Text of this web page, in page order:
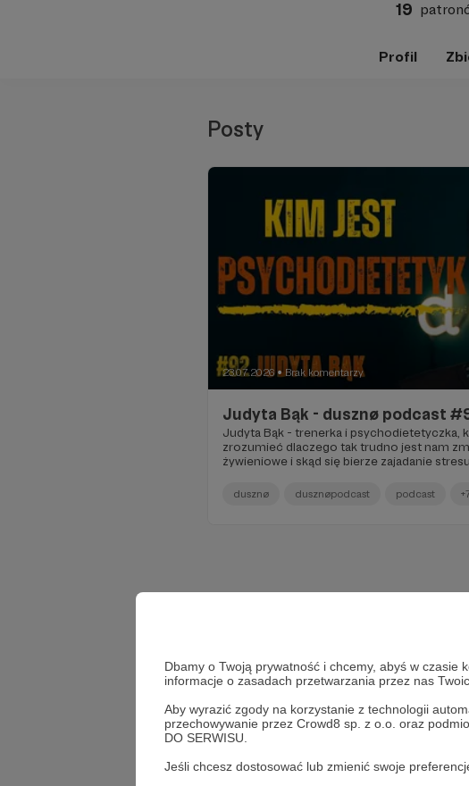
Dbamy o Twoją prywatność i chcemy, abyś w czasie
informacje o zasadach przetwarzania przez nas
Aby wyrazić zgody na korzystanie z technologii
przechowywanie przez Crowd8 sp. z o.o. oraz
DO SERWISU.
Jeśli chcesz dostosować lub zmienić swoje
19
Profil
Posty
23.07.2026 ● Brak komentarzy
Judyta Bąk - dusznø podcast
Judyta Bąk - trenerka i psychodietetyczka,
zrozumieć dlaczego tak trudno jest nam
żywieniowe i skąd się bierze zajadanie stresu.
dusznø dusznøpodcast podcast